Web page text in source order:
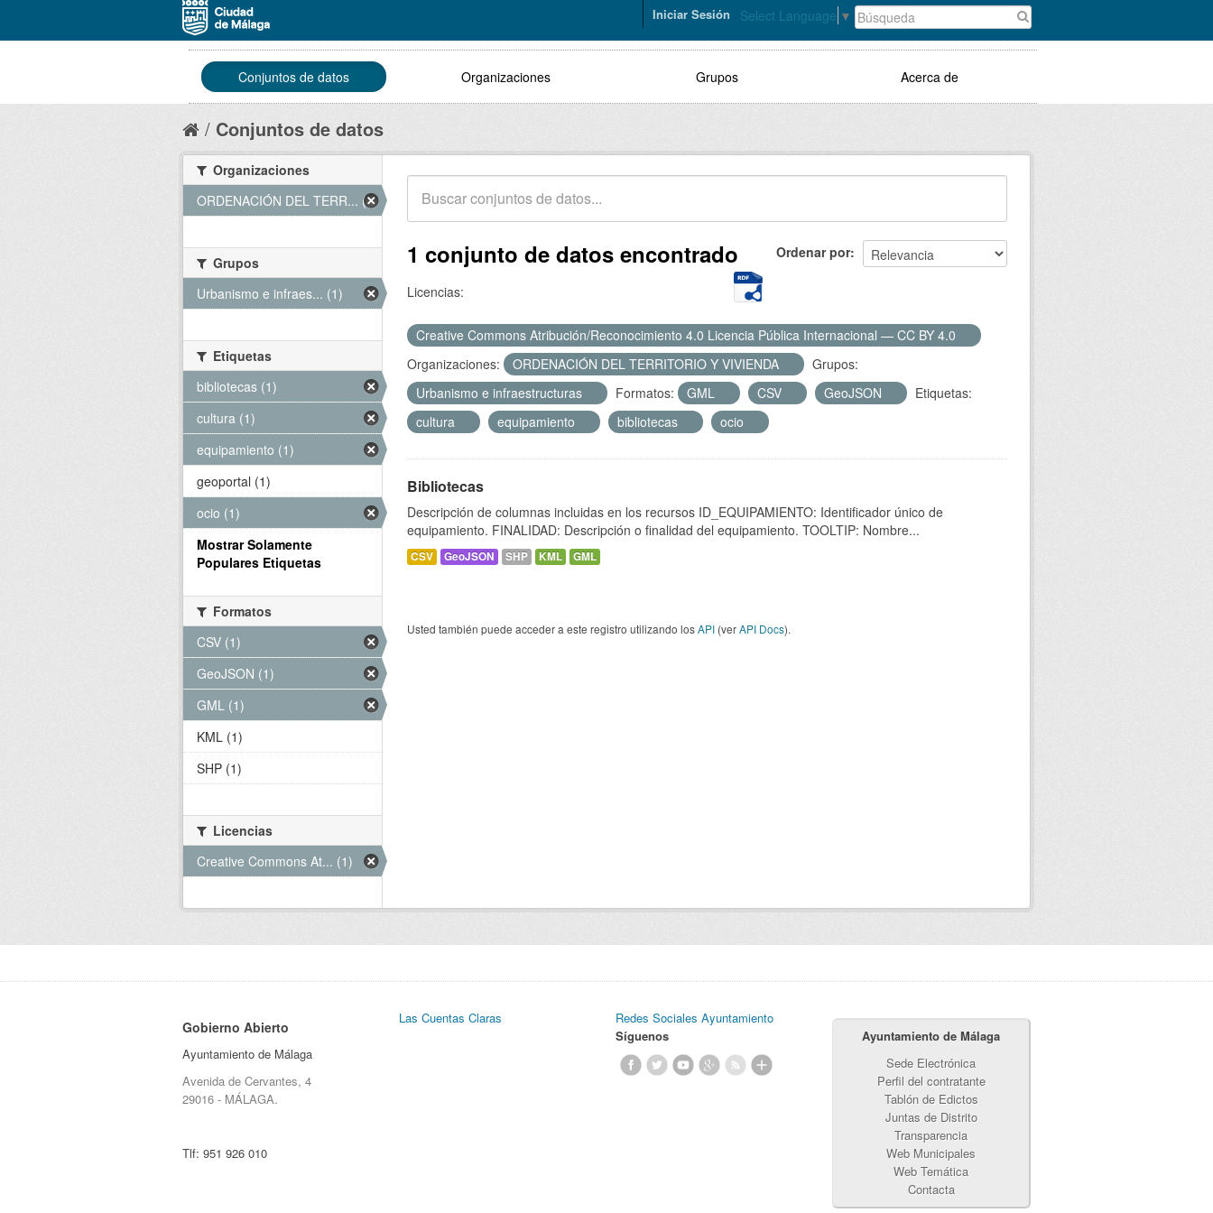
Select Language ▼
Iniciar Sesión
Conjuntos de datos Organizaciones Grupos Acerca de
Conjuntos de datos
Ordenar por
1 conjunto de datos encontrado
Licencias:
Creative Commons Atribución/Reconocimiento 4.0 Licencia Pública Internacional — CC BY 4.0
Organizaciones:
ORDENACIÓN DEL TERRITORIO Y VIVIENDA
Grupos:
Urbanismo e infraestructuras
Formatos: GML CSV GeoJSON
Etiquetas:
cultura
equipamiento bibliotecas ocio
Bibliotecas
Descripción de columnas incluidas en los recursos ID_EQUIPAMIENTO: Identificador único de
equipamiento. FINALIDAD: Descripción o finalidad del equipamiento. TOOLTIP: Nombre...
CSV GeoJSON SHP KML GML
Usted también puede acceder a este registro utilizando losAPI (verAPI Docs).
Organizaciones
ORDENACIÓN DEL TERR... (1)
Grupos
Urbanismo e infraes... (1)
Etiquetas
bibliotecas (1)
cultura (1)
equipamiento (1)
geoportal (1)
ocio (1)
Mostrar Solamente
Populares Etiquetas
Formatos
CSV (1)
GeoJSON (1)
GML (1)
KML (1)
SHP (1)
Licencias
Creative Commons At... (1)
Gobierno Abierto
Ayuntamiento de Málaga
Avenida de Cervantes, 4
29016 - MÁLAGA.
Tlf: 951 926 010
Las Cuentas Claras
Redes Sociales Ayuntamiento
Síguenos
Ayuntamiento de Málaga
Sede Electrónica
Perfil del contratante
Tablón de Edictos
Juntas de Distrito
Transparencia
Web Municipales
Web Temática
Contacta